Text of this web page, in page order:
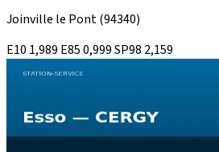
Joinville le Pont(94340)
E10 1,989 E850,999SP98 2,159